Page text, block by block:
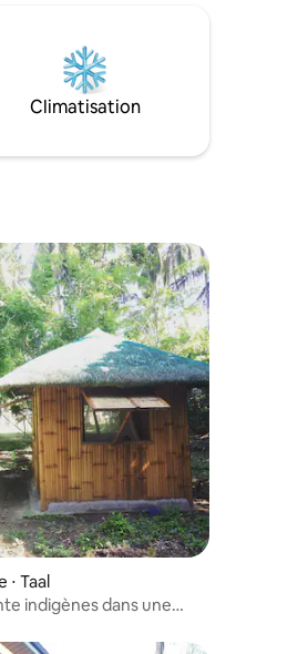
à vous détendre, à
et à créer des
ensemble✨️
disposons de
des plantes comme
Climatisation
de 37 commentaires : 4,97 sur 5
⋅ Taal
indigènes dans une